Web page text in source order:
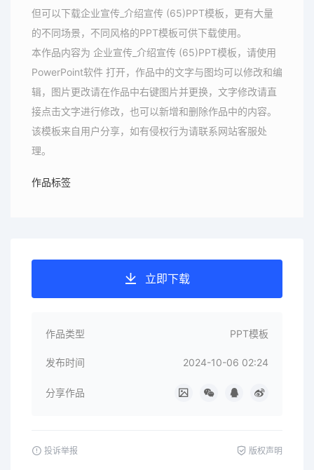
但可以下载企业宣传_介绍宣传 (65)PPT模板，更有大量
的不同场景，不同风格的PPT模板可供下载使用。
本作品内容为 企业宣传_介绍宣传 (65)PPT模板，请使用
PowerPoint软件 打开，作品中的文字与图均可以修改和编
辑，图片更改请在作品中右键图片并更换，文字修改请直
接点击文字进行修改，也可以新增和删除作品中的内容。
该模板来自用户分享，如有侵权行为请联系网站客服处
理。
作品标签
立即下载
作品类型 PPT模板
发布时间 2024-10-06 02:24
分享作品
投诉举报 版权声明